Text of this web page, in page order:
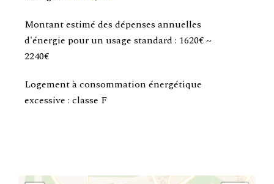
Montant estimé des dépenses annuelles
d'énergie pour un usage standard : 1620€ ~
2240€
Logement à consommation énergétique
excessive : classe F